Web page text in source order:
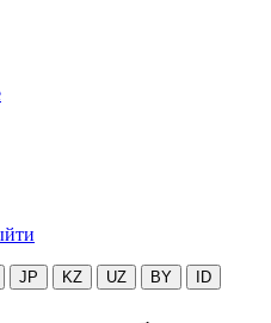
JP KZ UZ BY ID